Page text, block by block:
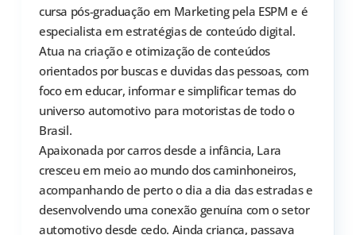
cursa pós-graduação em Marketing pela ESPM e é
especialista em estratégias de conteúdo digital.
Atua na criação e otimização de conteúdos
orientados por buscas e duvidas das pessoas, com
foco em educar, informar e simplificar temas do
universo automotivo para motoristas de todo o
Brasil.
Apaixonada por carros desde a infância, Lara
cresceu em meio ao mundo dos caminhoneiros,
acompanhando de perto o dia a dia das estradas e
desenvolvendo uma conexão genuína com o setor
automotivo desde cedo. Ainda criança, passava